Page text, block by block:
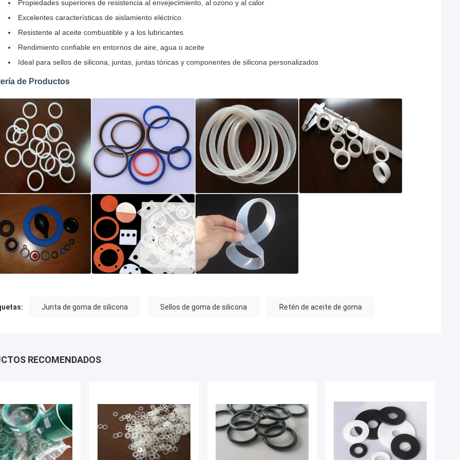
Propiedades superiores de resistencia al envejecimiento, al ozono y al calor
Excelentes características de aislamiento eléctrico
Resistente al aceite combustible y a los lubricantes
Rendimiento confiable en entornos de aire, agua o aceite
Ideal para sellos de silicona, juntas, juntas tóricas y componentes de silicona personalizados
de Productos
Junta de goma de silicona Sellos de goma de silicona Retén de aceite de goma
RECOMENDADOS